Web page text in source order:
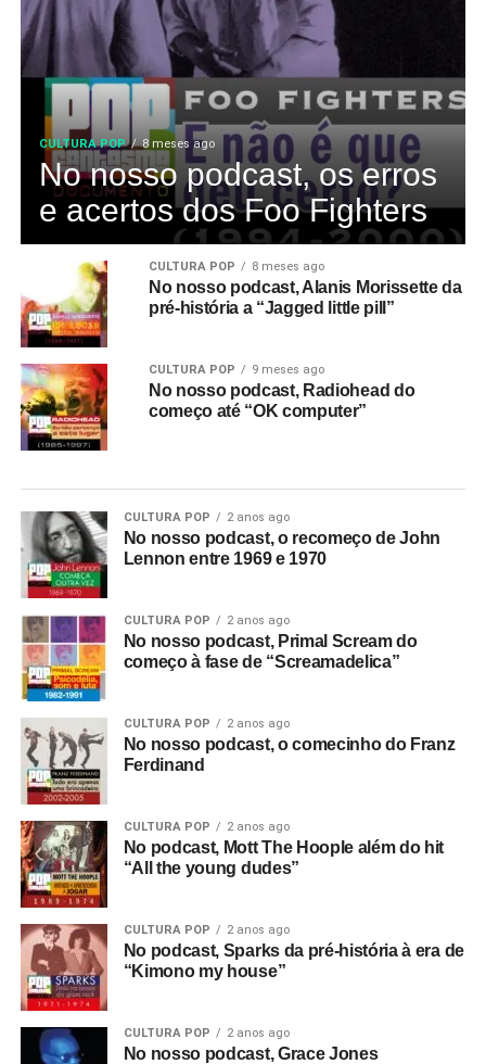
CULTURA POP 8 meses ago
No nosso podcast, os erros
e acertos dos Foo Fighters
CULTURA POP 8 meses ago
No nosso podcast, Alanis Morissette da
pré-história a “Jagged little pill”
CULTURA POP 9 meses ago
No nosso podcast, Radiohead do
começo até “OK computer”
CULTURA POP 2 anos ago
No nosso podcast, o recomeço de John
Lennon entre 1969 e 1970
CULTURA POP 2 anos ago
No nosso podcast, Primal Scream do
começo à fase de “Screamadelica”
CULTURA POP 2 anos ago
No nosso podcast, o comecinho do Franz
Ferdinand
CULTURA POP 2 anos ago
No podcast, Mott The Hoople além do hit
“All the young dudes”
CULTURA POP 2 anos ago
No podcast, Sparks da pré-história à era de
“Kimono my house”
CULTURA POP 2 anos ago
No nosso podcast, Grace Jones